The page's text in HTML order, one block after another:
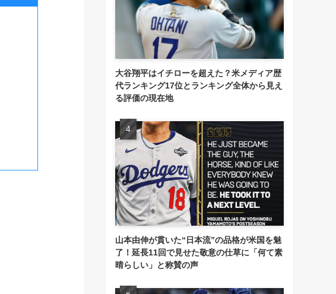
大谷翔平はイチローを超えた？米メディア歴
代ランキング17位とランキング全体から見え
る評価の現在地
山本由伸が貫いた“日本流”の品格が米国を魅
了！延長11回で見せた敬意の仕草に「何て素
晴らしい」と称賛の声